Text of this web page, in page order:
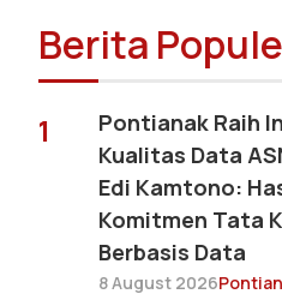
Berita
1
Pontianak Raih
Kualitas Data
Edi Kamtono:
Komitmen Tata
Berbasis Data
8 August 2026